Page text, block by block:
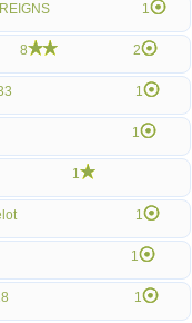
1
8 2
1
1
1
1
1
1